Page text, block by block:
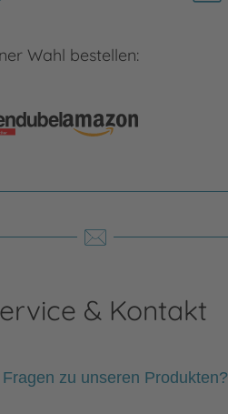
Wahl bestellen:
& Kontakt
zu unseren Produkten?